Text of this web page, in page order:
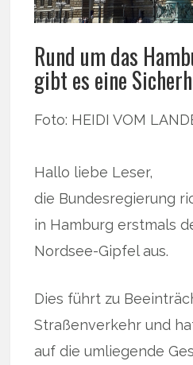
Rund um das
gibt es eine
Foto: HEIDI VOM
Hallo liebe Leser,
die Bundesregierung
in Hamburg erstmals
Nordsee-Gipfel aus.
Dies führt zu
Straßenverkehr und
auf die umliegende